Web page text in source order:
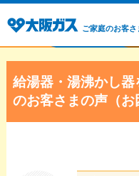
ご家庭のお客さ
給湯器・湯沸かし
のお客さまの声（お